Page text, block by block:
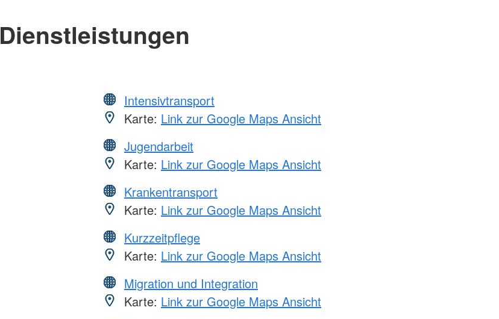
Dienstleistungen
Intensivtransport
Karte: Link zur Google Maps Ansicht
Jugendarbeit
Karte: Link zur Google Maps Ansicht
Krankentransport
Karte: Link zur Google Maps Ansicht
Kurzzeitpflege
Karte: Link zur Google Maps Ansicht
Migration und Integration
Karte: Link zur Google Maps Ansicht